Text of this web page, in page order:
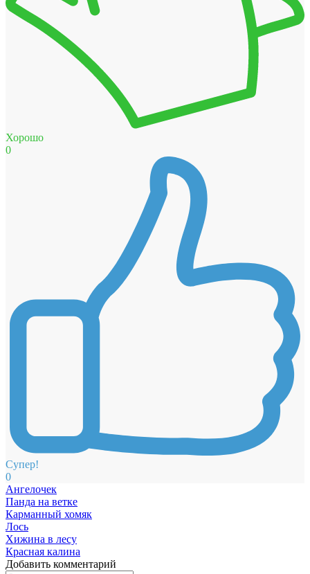
Хорошо
0
Супер!
0
Ангелочек
Панда на ветке
Карманный хомяк
Лось
Хижина в лесу
Красная калина
Добавить комментарий